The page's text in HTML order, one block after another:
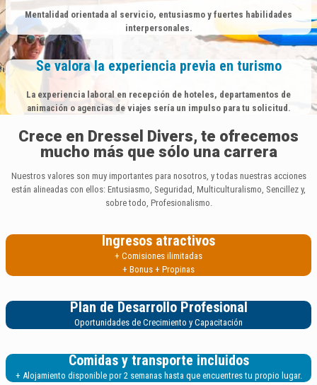
Mentalidad orientada al servicio, entusiasmo y fuertes habilidades
interpersonales.
Se valora la experiencia previa en turismo
La experiencia laboral en recepción de hoteles, departamentos de
animación o agencias de viajes sería un impulso para tu solicitud.
Crece en Dressel Divers, te ofrecemos
mucho más que sólo una carrera
Nuestros valores son muy importantes para nosotros, y todas nuestras acciones
están alineadas con ellos: Entusiasmo, Seguridad, Multiculturalismo, Sencillez y,
sobre todo, Profesionalismo.
Ingresos atractivos
+ Comisiones ilimitadas
+ Bonus + Propinas
Plan de Desarrollo Profesional
Oportunidades de Crecimiento y Capacitación
Comidas y transporte incluidos
+ Alojamiento disponible por 2 semanas hasta que encuentres tu propio lugar.